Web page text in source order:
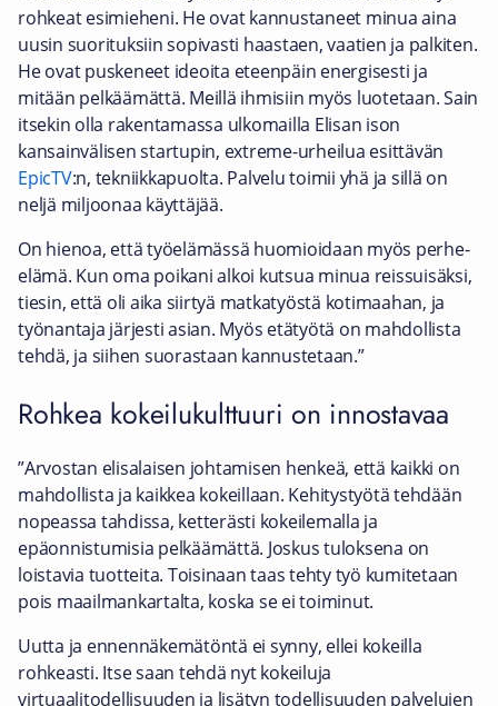
rohkeat esimieheni. He ovat kannustaneet minua aina
uusin suorituksiin sopivasti haastaen, vaatien ja palkiten.
He ovat puskeneet ideoita eteenpäin energisesti ja
mitään pelkäämättä. Meillä ihmisiin myös luotetaan. Sain
itsekin olla rakentamassa ulkomailla Elisan ison
kansainvälisen startupin, extreme-urheilua esittävän
EpicTV:n, tekniikkapuolta. Palvelu toimii yhä ja sillä on
neljä miljoonaa käyttäjää.
On hienoa, että työelämässä huomioidaan myös perhe-
elämä. Kun oma poikani alkoi kutsua minua reissuisäksi,
tiesin, että oli aika siirtyä matkatyöstä kotimaahan, ja
työnantaja järjesti asian. Myös etätyötä on mahdollista
tehdä, ja siihen suorastaan kannustetaan.”
Rohkea kokeilukulttuuri on innostavaa
”Arvostan elisalaisen johtamisen henkeä, että kaikki on
mahdollista ja kaikkea kokeillaan. Kehitystyötä tehdään
nopeassa tahdissa, ketterästi kokeilemalla ja
epäonnistumisia pelkäämättä. Joskus tuloksena on
loistavia tuotteita. Toisinaan taas tehty työ kumitetaan
pois maailmankartalta, koska se ei toiminut.
Uutta ja ennennäkemätöntä ei synny, ellei kokeilla
rohkeasti. Itse saan tehdä nyt kokeiluja
virtuaalitodellisuuden ja lisätyn todellisuuden palvelujen